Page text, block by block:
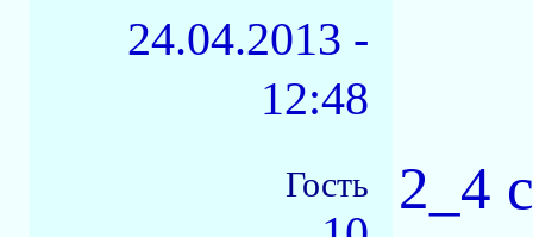
24.04.2013 -
12:48
Гость
2_4